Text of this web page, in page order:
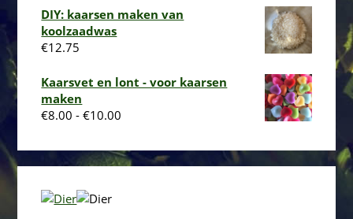
DIY: kaarsen maken van
koolzaadwas
€12.75
Kaarsvet en lont - voor kaarsen
maken
€8.00 - €10.00
tot
€10.00